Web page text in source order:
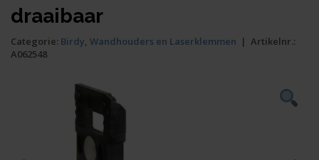
draaibaar
Categorie: Birdy, Wandhouders en Laserklemmen | Artikelnr.:
A062548